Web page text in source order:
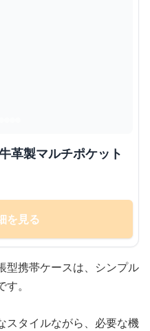
革製マルチポケット
を見る
型携帯ケースは、シンプル
。
スタイルながら、必要な機